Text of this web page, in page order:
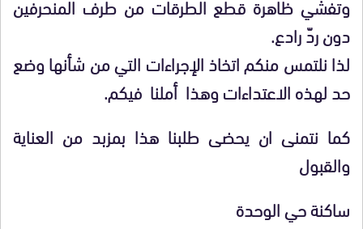
دون ردّ رادع.
لذا نلتمس منكم اتخاذ الإجراءات التي من شأنها وضع
حد لهذه الاعتداءات وهذا أملنا فيكم.
كما نتمنى ان يحضى طلبنا هذا بمزبد من العناية
والقبول
ساكنة حي الوحدة